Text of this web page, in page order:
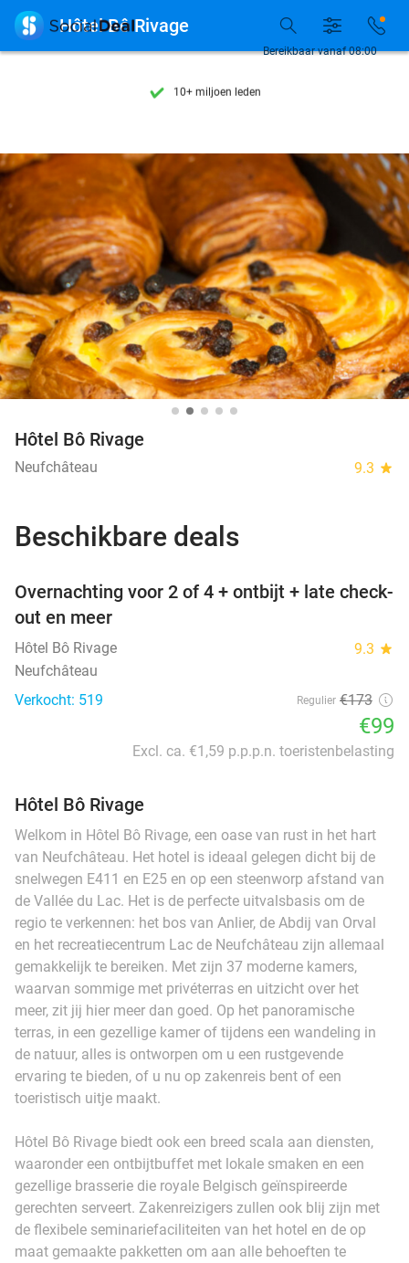
7 dagen per week beschikbaar
7 dagen per week beschikbaar
10+ miljoen leden
Bereikbaar vanaf 08:00
 Hôtel Bô Rivage
Hôtel Bô Rivage
Neufchâteau 9.3 star
Beschikbare deals
Overnachting voor 2 of 4 + ontbijt + late check-
out en meer
Hôtel Bô Rivage 9.3 star
Neufchâteau
Verkocht: 519
Regulier €173
€99
Excl. ca. €1,59 p.p.p.n. toeristenbelasting
Hôtel Bô Rivage
Welkom in Hôtel Bô Rivage, een oase van rust in het hart
van Neufchâteau. Het hotel is ideaal gelegen dicht bij de
snelwegen E411 en E25 en op een steenworp afstand van
de Vallée du Lac. Het is de perfecte uitvalsbasis om de
regio te verkennen: het bos van Anlier, de Abdij van Orval
en het recreatiecentrum Lac de Neufchâteau zijn allemaal
gemakkelijk te bereiken. Met zijn 37 moderne kamers,
waarvan sommige met privéterras en uitzicht over het
meer, zit jij hier meer dan goed. Op het panoramische
terras, in een gezellige kamer of tijdens een wandeling in
de natuur, alles is ontworpen om u een rustgevende
ervaring te bieden, of u nu op zakenreis bent of een
toeristisch uitje maakt.
Hôtel Bô Rivage biedt ook een breed scala aan diensten,
waaronder een ontbijtbuffet met lokale smaken en een
gezellige brasserie die royale Belgisch geïnspireerde
gerechten serveert. Zakenreizigers zullen ook blij zijn met
de flexibele seminariefaciliteiten van het hotel en de op
maat gemaakte pakketten om aan alle behoeften te